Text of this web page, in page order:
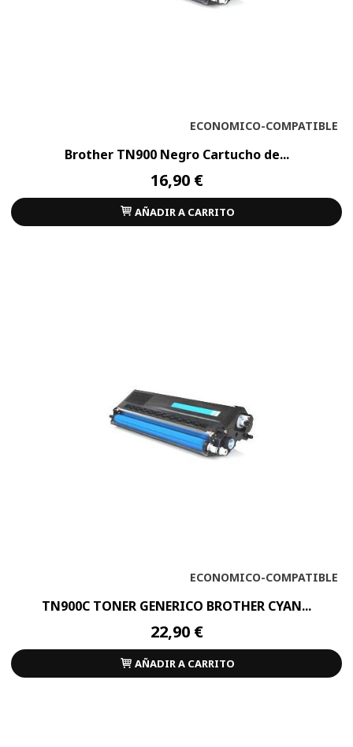
ECONOMICO-COMPATIBLE
Brother TN900 Negro Cartucho de...
16,90 €
AÑADIR A CARRITO
ECONOMICO-COMPATIBLE
TN900C TONER GENERICO BROTHER CYAN...
22,90 €
AÑADIR A CARRITO